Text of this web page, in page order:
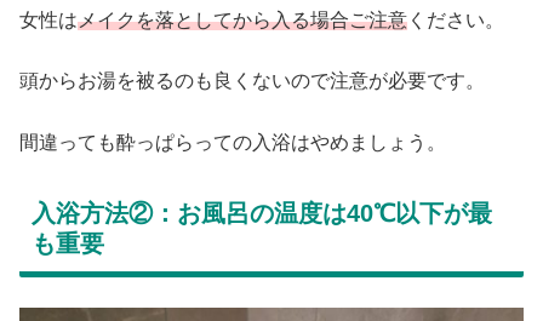
女性はメイクを落としてから入る場合ご注意 ください。
頭からお湯を被るのも良くないので注意が必要です。
間違っても酔っぱらっての入浴はやめましょう。
入浴方法②：お風呂の温度は40℃以下が最
も重要